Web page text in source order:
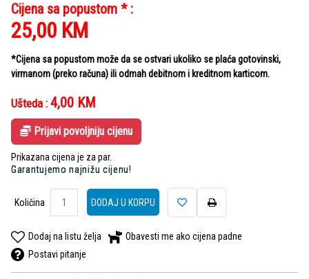
Cijena sa popustom * :
25,00 KM
*Cijena sa popustom može da se ostvari ukoliko se plaća gotovinski,
virmanom (preko računa) ili odmah debitnom i kreditnom karticom.
Ušteda : 4,00 KM
Prijavi povoljniju cijenu
Prikazana cijena je za par.
Garantujemo najnižu cijenu!
Količina DODAJ U KORPU
Dodaj na listu želja
Obavesti me ako cijena padne
Postavi pitanje